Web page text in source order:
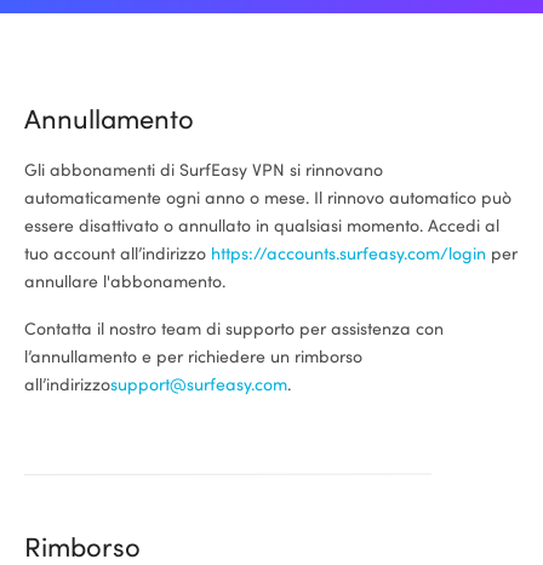
Annullamento
Gli abbonamenti di SurfEasy VPN si rinnovano
automaticamente ogni anno o mese. Il rinnovo automatico può
essere disattivato o annullato in qualsiasi momento. Accedi al
tuo account all’indirizzo https://accounts.surfeasy.com/login per
annullare l'abbonamento.
Contatta il nostro team di supporto per assistenza con
l’annullamento e per richiedere un rimborso
all’indirizzosupport@surfeasy.com.
Rimborso